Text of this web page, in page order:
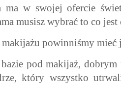
w swojej ofercie
musisz wybrać to co jest
powinniśmy mieć
pod makijaż,
który wszystko